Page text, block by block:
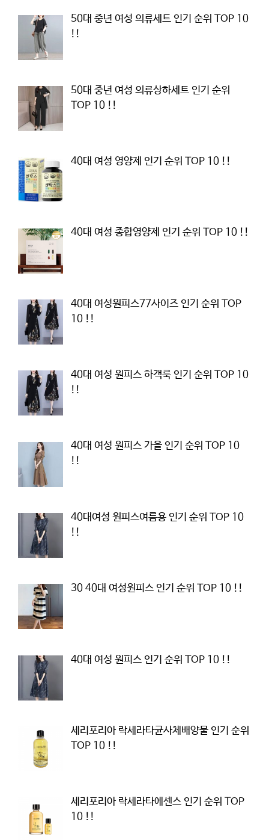
50대 중년 여성 의류세트 인기 순위 TOP 10
!!
50대 중년 여성 의류상하세트 인기 순위
TOP 10 !!
40대 여성 영양제 인기 순위 TOP 10 !!
40대 여성 종합영양제 인기 순위 TOP 10 !!
40대 여성원피스77사이즈 인기 순위 TOP
10 !!
40대 여성 원피스 하객룩 인기 순위 TOP 10
!!
40대 여성 원피스 가을 인기 순위 TOP 10
!!
40대여성 원피스여름용 인기 순위 TOP 10
!!
30 40대 여성원피스 인기 순위 TOP 10 !!
40대 여성 원피스 인기 순위 TOP 10 !!
세리포리아 락세라타균사체배양물 인기 순위
TOP 10 !!
세리포리아 락세라타에센스 인기 순위 TOP
10 !!